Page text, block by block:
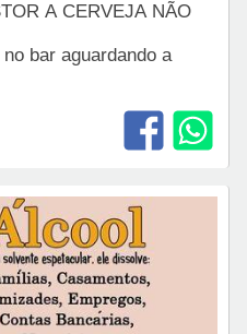
A CERVEJA NÃO
bar aguardando a